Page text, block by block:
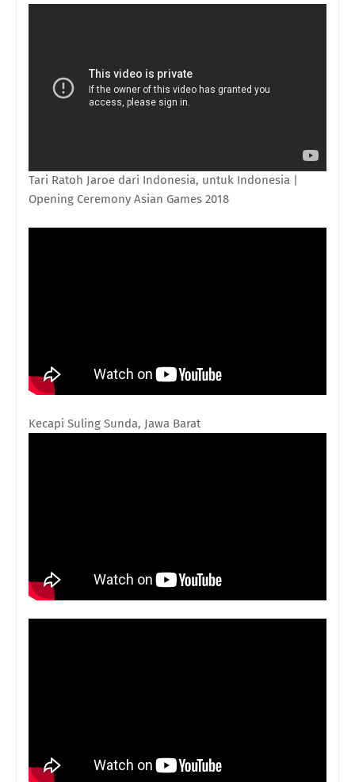
Tari Ratoh Jaroe dari Indonesia, untuk Indonesia |
Opening Ceremony Asian Games 2018
Kecapi Suling Sunda, Jawa Barat